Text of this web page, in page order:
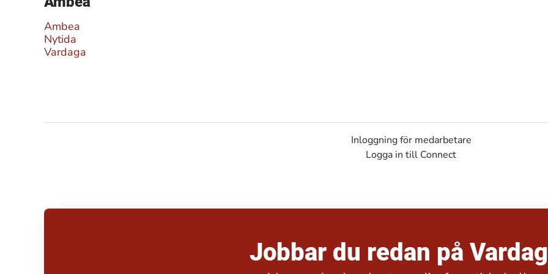
Ambea
Nytida
Vardaga
Inloggning för medarbetare
Logga in till Connect
Jobbar du redan på